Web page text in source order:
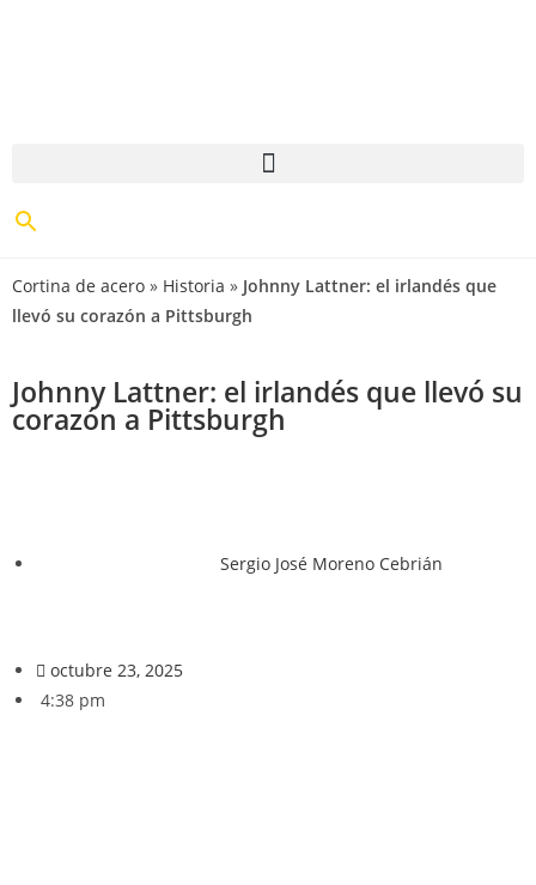
Cortina de acero » Historia » Johnny Lattner: el irlandés que
llevó su corazón a Pittsburgh
Johnny Lattner: el irlandés que llevó su
corazón a Pittsburgh
Sergio José Moreno Cebrián
octubre 23, 2025
4:38 pm